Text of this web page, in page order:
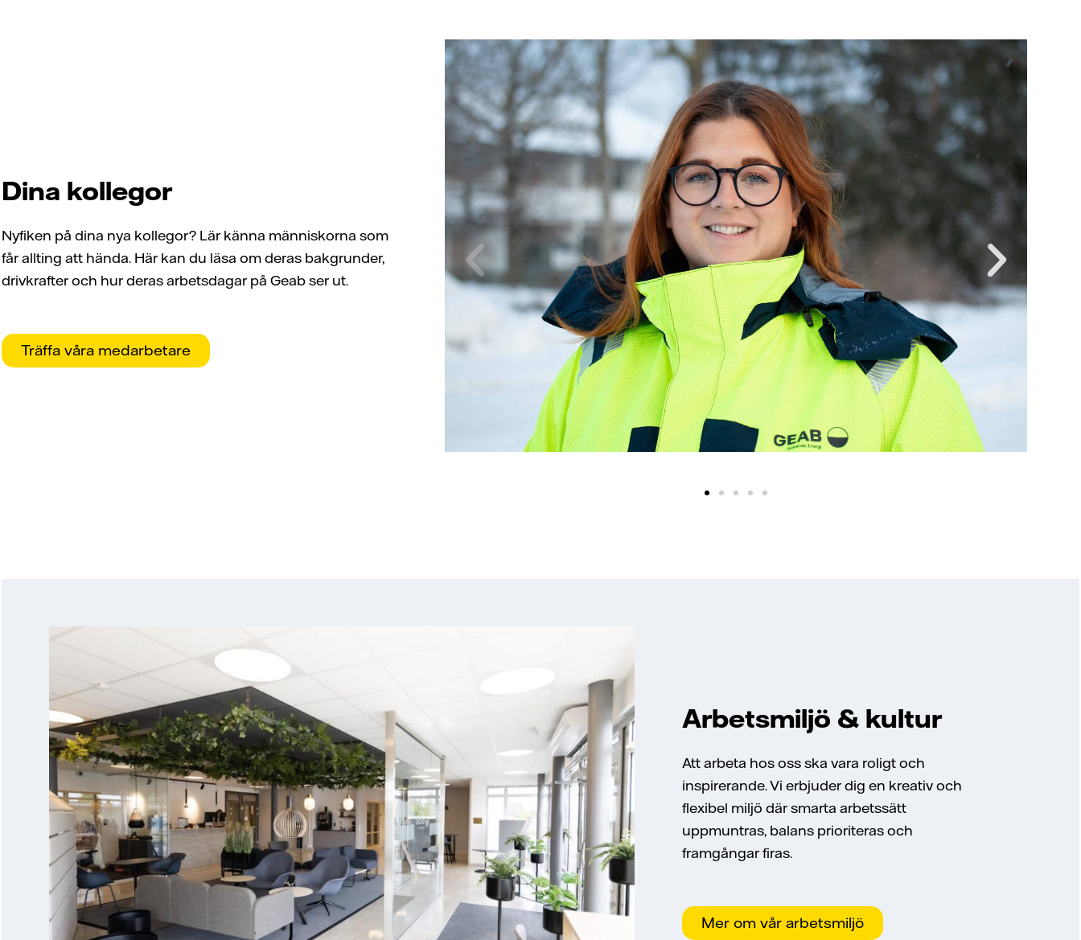
Dina kollegor
Nyfiken på dina nya kollegor? Lär känna människorna som
får allting att hända. Här kan du läsa om deras bakgrunder,
drivkrafter och hur deras arbetsdagar på Geab ser ut.
Träffa våra medarbetare
Arbetsmiljö & kultur
Att arbeta hos oss ska vara roligt och
inspirerande. Vi erbjuder dig en kreativ och
flexibel miljö där smarta arbetssätt
uppmuntras, balans prioriteras och
framgångar firas.
Mer om vår arbetsmiljö